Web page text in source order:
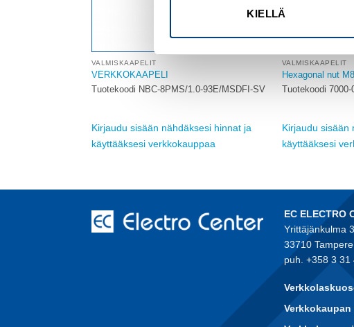
KIELLÄ
VALMISKAAPELIT
VERKKOKAAPELI
Tuotekoodi NBC-8PMS/1.0-93E/MSDFI-SV
Kirjaudu sisään nähdäksesi hinnat ja
käyttääksesi verkkokauppaa
VALMISKAAPELIT
Hexagonal nut
Tuotekoodi 7000-
Kirjaudu sisään
käyttääksesi
EC ELECTRO
Yrittäjänkulma 3
33710 Tampere
puh. +358 3 31